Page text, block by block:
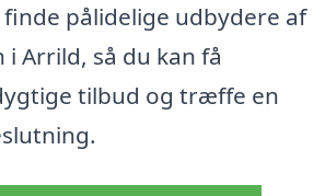
pålidelige udbydere af
Arrild, så du kan få
tilbud og træffe en